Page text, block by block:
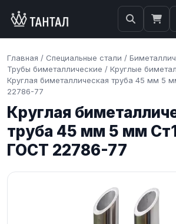
Главная / Специальные стали /
Трубы биметаллические / Круглые
Круглая биметаллическая труба 45 мм 5
22786-77
Круглая
труба 45 мм 5 мм
ГОСТ 22786-77